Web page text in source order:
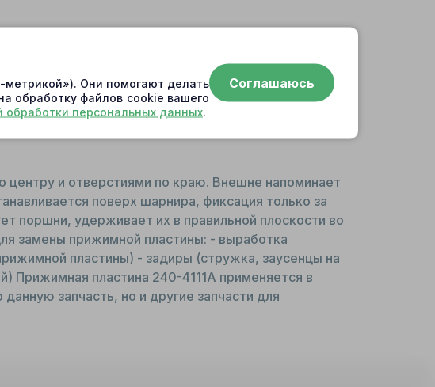
и отверстиями по краю. Внешне напоминает
поверх шарнира, фиксация только за
поршни, удерживает их в правильной плоскости во
замены прижимной пластины: - выработка
пластины) - задиры (стружка, заусенцы на
Прижимная пластина 240-4111A применяется в
запчасть, но и другие запчасти для
Они помогают делать
обработку файлов cookie вашего
обработки персональных данных
Соглашаюсь